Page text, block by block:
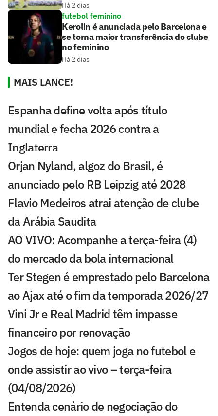
Há 2 dias
futebol feminino
Kerolin é anunciada pelo Barcelona e
se torna maior transferência do clube
no feminino
Há 2 dias
MAIS LANCE!
Espanha define volta após título
mundial e fecha 2026 contra a
Inglaterra
Orjan Nyland, algoz do Brasil, é
anunciado pelo RB Leipzig até 2028
Flavio Medeiros atrai atenção de clube
da Arábia Saudita
AO VIVO: Acompanhe a terça-feira (4)
do mercado da bola internacional
Ter Stegen é emprestado pelo Barcelona
ao Ajax até o fim da temporada 2026/27
Vini Jr e Real Madrid têm impasse
financeiro por renovação
Jogos de hoje: quem joga no futebol e
onde assistir ao vivo – terça-feira
(04/08/2026)
Entenda cenário de negociação do